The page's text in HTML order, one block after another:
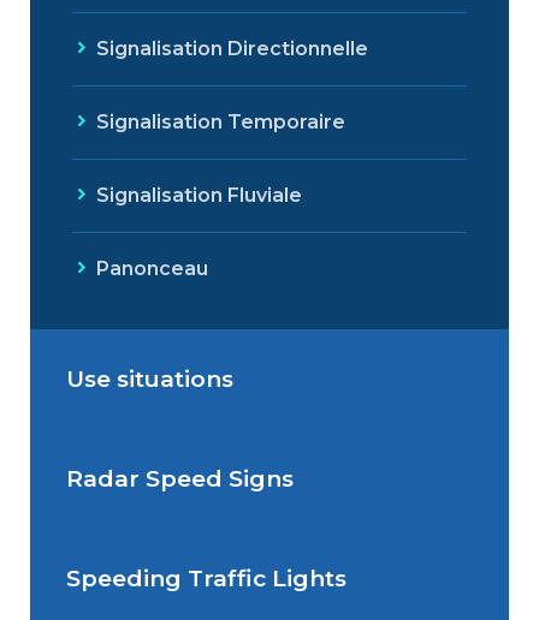
Signalisation Directionnelle
Signalisation Temporaire
Signalisation Fluviale
Panonceau
Use situations
Situations de signalisation
Situations de signalisation
Radar Speed Signs
Radar Speed Sign
Speeding Traffic Lights